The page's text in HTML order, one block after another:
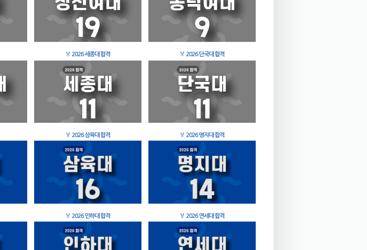
🏅 2026 세종대 합격 🏅 2026 단국대 합격
🏅 2026 삼육대 합격 🏅 2026 명지대 합격
🏅 2026 인하대 합격 🏅 2026 연세대 합격